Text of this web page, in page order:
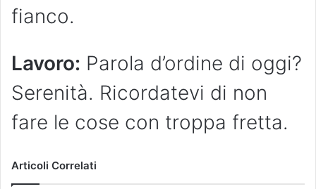
fianco.
Lavoro: Parola d’ordine di oggi?
Serenità. Ricordatevi di non
fare le cose con troppa fretta.
Articoli Correlati